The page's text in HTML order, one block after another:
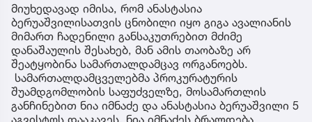
მიუხედავად იმისა, რომ ანასტასია
ბერუაშვილისათვის ცნობილი იყო გიგა ავალიანის
მიმართ ჩადენილი განსაკუთრებით მძიმე
დანაშაულის შესახებ, მან ამის თაობაზე არ
შეატყობინა სამართალდამცავ ორგანოებს.
სამართალდამცველებმა პროკურატურის
შუამდგომლობის საფუძველზე, მოსამართლის
განჩინებით ნია იმნაძე და ანასტასია ბერუაშვილი 5
აგვისტოს დააკავეს. ნია იმნაძეს ბრალდება